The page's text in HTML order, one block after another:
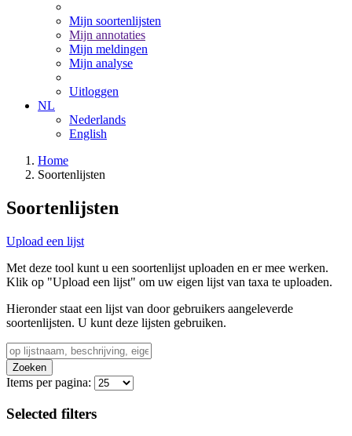
Mijn soortenlijsten
Mijn annotaties
Mijn meldingen
Mijn analyse
Uitloggen
NL
Nederlands
English
Home
Soortenlijsten
Soortenlijsten
Upload een lijst
Met deze tool kunt u een soortenlijst uploaden en er mee werken.
Klik op "Upload een lijst" om uw eigen lijst van taxa te uploaden.
Hieronder staat een lijst van door gebruikers aangeleverde
soortenlijsten. U kunt deze lijsten gebruiken.
Zoeken
Items per pagina:
Selected filters